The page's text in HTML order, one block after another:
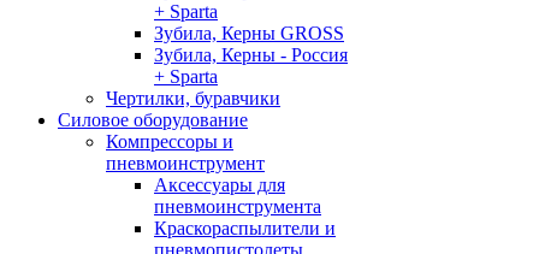
+ Sparta
Зубила, Керны GROSS
Зубила, Керны - Россия
+ Sparta
Чертилки, буравчики
Силовое оборудование
Компрессоры и
пневмоинструмент
Аксессуары для
пневмоинструмента
Краскораспылители и
пневмопистолеты